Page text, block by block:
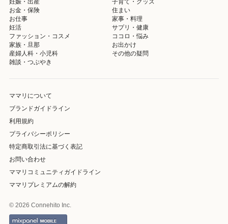
お金・保険
住まい
お仕事
家事・料理
妊活
サプリ・健康
ファッション・コスメ
ココロ・悩み
家族・旦那
お出かけ
産婦人科・小児科
その他の疑問
雑談・つぶやき
ママリについて
ブランドガイドライン
利用規約
プライバシーポリシー
特定商取引法に基づく表記
お問い合わせ
ママリコミュニティガイドライン
ママリプレミアムの解約
© 2026 Connehito Inc.